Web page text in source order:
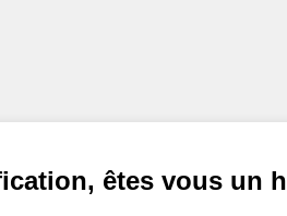
êtes vous un